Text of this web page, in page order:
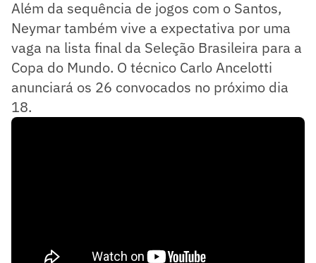
Além da sequência de jogos com o Santos,
Neymar também vive a expectativa por uma
vaga na lista final da Seleção Brasileira para a
Copa do Mundo. O técnico Carlo Ancelotti
anunciará os 26 convocados no próximo dia
18.